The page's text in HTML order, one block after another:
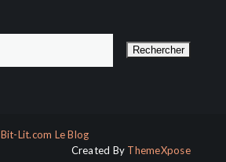
Bit-Lit.com Le Blog
Created By ThemeXpose